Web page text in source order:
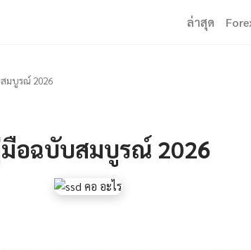
ล่าสุด
มบูรณ์ 2026
มือฉบับสมบูรณ์ 2026